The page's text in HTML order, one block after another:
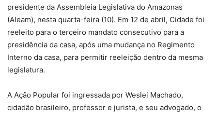
presidente da Assembleia Legislativa do Amazonas
(Aleam), nesta quarta-feira (10). Em 12 de abril, Cidade foi
reeleito para o terceiro mandato consecutivo para a
presidência da casa, após uma mudança no Regimento
Interno da casa, para permitir reeleição dentro da mesma
legislatura.
A Ação Popular foi ingressada por Weslei Machado,
cidadão brasileiro, professor e jurista, e seu advogado, o